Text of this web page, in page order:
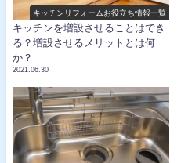
キッチンリフォームお役立ち情報一覧
キッチンを増設させることはでき
る？増設させるメリットとは何
か？
2021.06.30